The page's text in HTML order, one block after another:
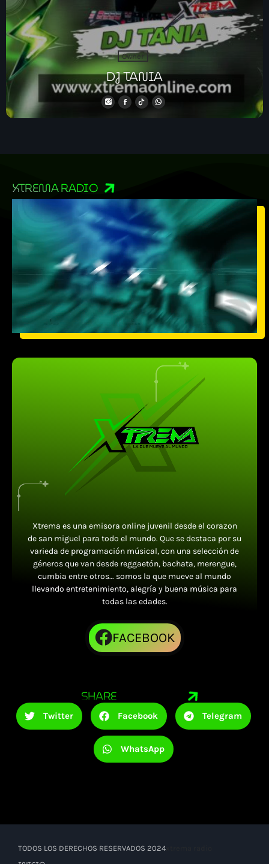
Owner
DJ TANIA
XTREMA RADIO
Xtrema es una emisora online juvenil desde el corazon
de san miguel para todo el mundo. Que se destaca por su
varieda de programación músical, con una selección de
géneros que van desde reggaetón, bachata, merengue,
cumbia entre otros… somos la que mueve al mundo
llevando entretenimiento, alegría y buena música para
todas las edades.
FACEBOOK
SHARE
Twitter Facebook Telegram
WhatsApp
TODOS LOS DERECHOS RESERVADOS 2024